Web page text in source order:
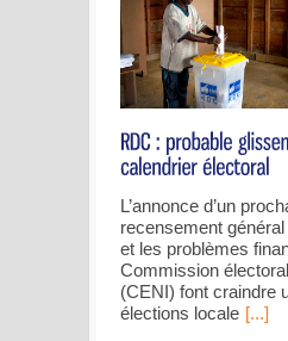
L’annonce d’un
recensement
et les problèmes
Commission
(CENI) font craindre
élections locale [...]